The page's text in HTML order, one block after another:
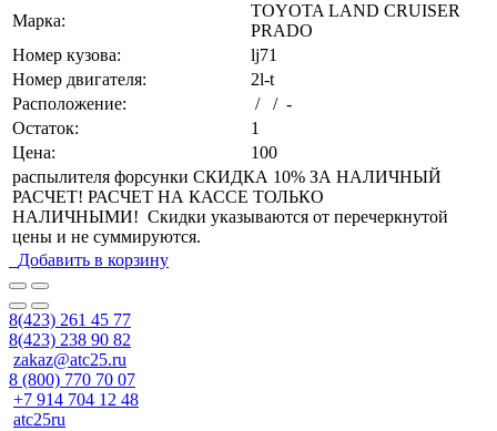
Марка:
TOYOTA LAND CRUISER
PRADO
Номер кузова:
lj71
Номер двигателя:
2l-t
Расположение:
/ / -
Остаток:
1
Цена:
100
распылителя форсунки СКИДКА 10% ЗА НАЛИЧНЫЙ
РАСЧЕТ! РАСЧЕТ НА КАССЕ ТОЛЬКО
НАЛИЧНЫМИ! Скидки указываются от перечеркнутой
цены и не суммируются.
Добавить в корзину
8(423) 261 45 77
8(423) 238 90 82
zakaz@atc25.ru
8 (800) 770 70 07
+7 914 704 12 48
atc25ru